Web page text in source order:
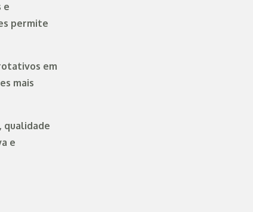
e
permite
em
mais
qualidade
e